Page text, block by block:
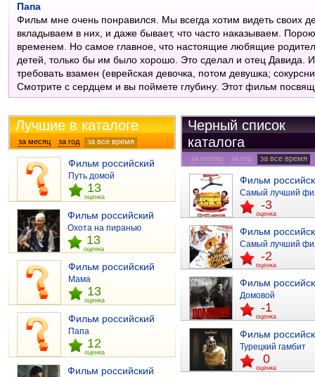
Папа
Фильм мне очень понравился. Мы всегда хотим видеть своих
вкладываем в них, и даже бывает, что часто наказываем.
временем. Но самое главное, что настоящие любящие
детей, только бы им было хорошо. Это сделал и отец Давида.
требовать взамен (еврейская девочка, потом девушка;
Смотрите с сердцем и вы поймете глубину. Этот фильм
Лучшие в каталоге
за месяц за год
за все время
отзывы
Фильм российский
Путь домой
13
оценка
Фильм российский
Охота на пиранью
13
оценка
Фильм российский
Мама
13
оценка
Фильм российский
Папа
12
оценка
Фильм российский
Черный список
каталога
за месяц за год
за все время
отзывы
Фильм
Самый лучший
-3
оценка
Фильм
Самый лучший
-2
оценка
Фильм
Домовой
-1
оценка
Фильм
Турецкий гамбит
0
оценка